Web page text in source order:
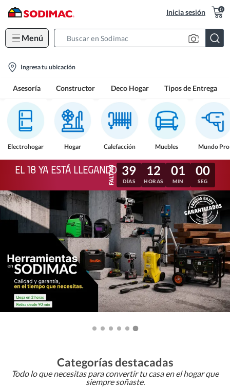
Inicia sesión 0
Menú
location-
Ingresa tu ubicación
Asesoría Constructor Deco Hogar Tipos de Entrega
Electrohogar Hogar Calefacción Muebles Mundo Pro
EL 18 YA ESTÁ LLEGANDO 39
DÍAS
12
HORAS
00
MIN
57
SEG
Categorías destacadas
Todo lo que necesitas para convertir tu casa en el hogar que
siempre soñaste.